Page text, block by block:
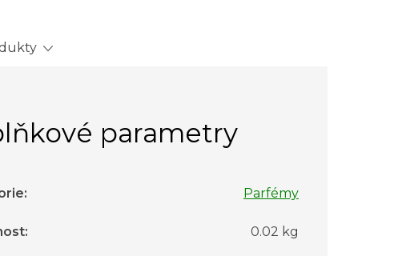
parametry
: Parfémy
: 0.02 kg